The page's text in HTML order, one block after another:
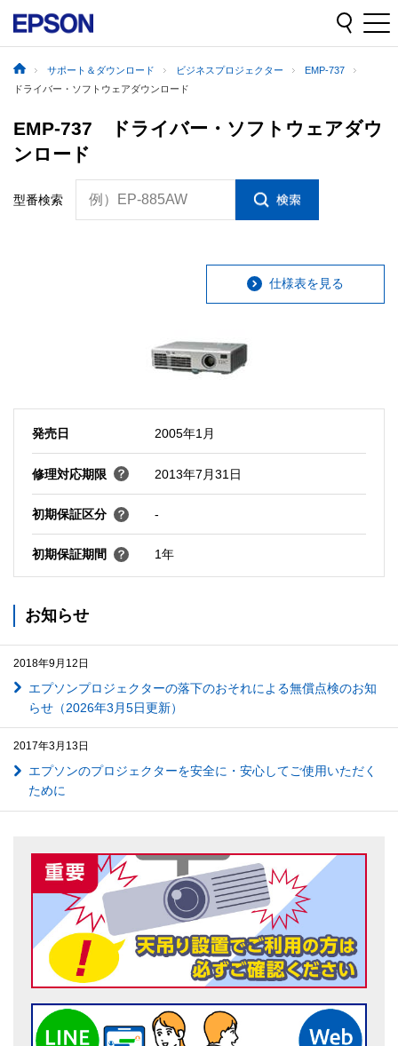
サポート＆ダウンロード ビジネスプロジェクター
EMP-737
ドライバー・ソフトウェアダウンロード
EMP-737 ドライバー・ソフトウェアダウ
ンロード
型番検索 例）EP-885AW
仕様表を見る
発売日 2005年1月
修理対応期限 2013年7月31日
初期保証区分 -
初期保証期間 1年
お知らせ
2018年9月12日
エプソンプロジェクターの落下のおそれによる無償点検のお知
らせ（2026年3月5日更新）
2017年3月13日
エプソンのプロジェクターを安全に・安心してご使用いただく
ために